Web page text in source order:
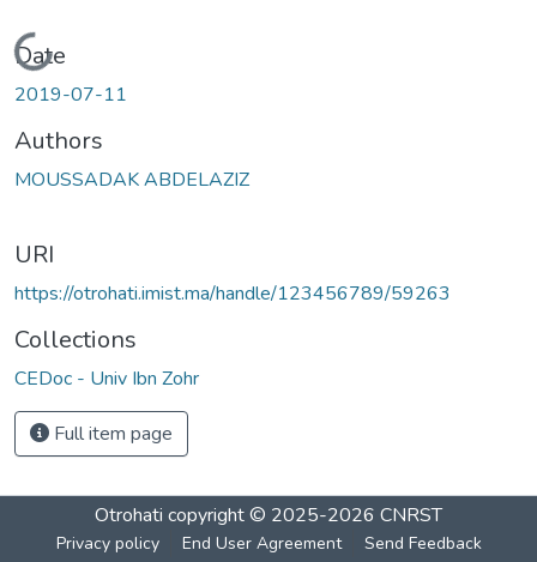
Loading...
Date
2019-07-11
Authors
MOUSSADAK ABDELAZIZ
URI
https://otrohati.imist.ma/handle/123456789/59263
Collections
CEDoc - Univ Ibn Zohr
Full item page
Otrohati copyright © 2025-2026 CNRST
Privacy policy End User Agreement Send Feedback